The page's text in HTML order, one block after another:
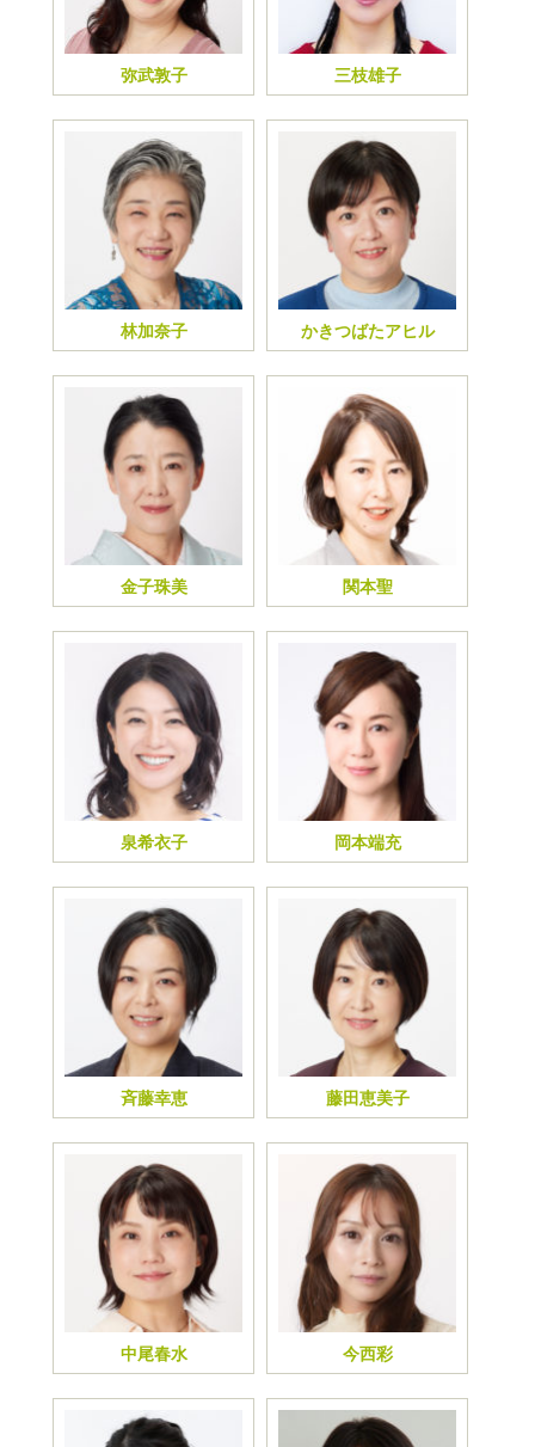
弥武敦子 三枝雄子
林加奈子 かきつばたアヒル
金子珠美 関本聖
泉希衣子 岡本端充
斉藤幸恵 藤田恵美子
中尾春水 今西彩